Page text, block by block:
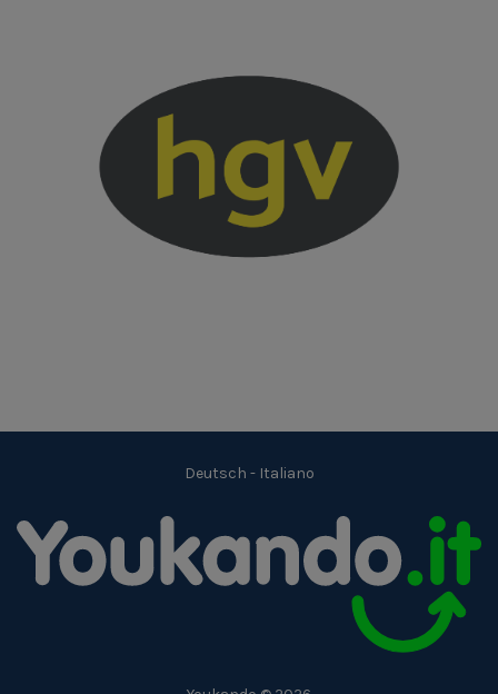
Deutsch - Italiano